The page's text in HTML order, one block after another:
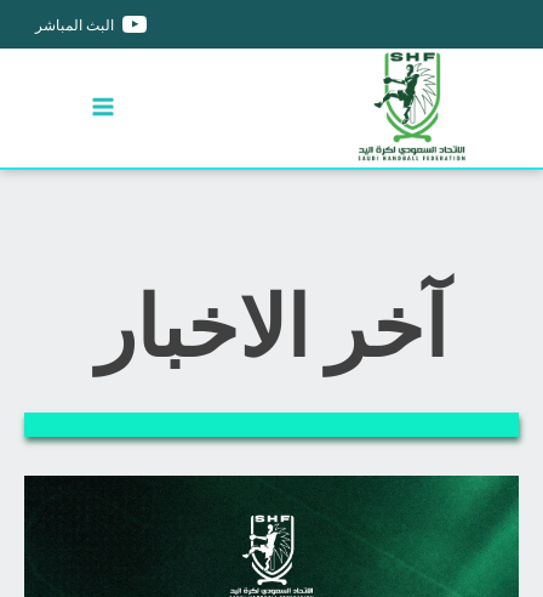
البث المباشر
آخر الاخبار